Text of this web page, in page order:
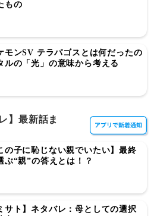
もの
モンSV テラパゴスとは何だったの
ルの「光」の意味から考える
】最新話ま
の子に恥じない親でいたい】最終
ぶ“親”の答えとは！？
サト】ネタバレ：母としての選択